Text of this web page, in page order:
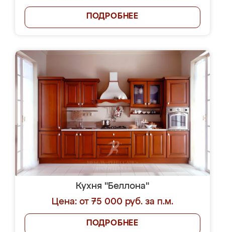
ПОДРОБНЕЕ
Кухня "Беллона"
Цена: от 75 000 руб. за п.м.
ПОДРОБНЕЕ